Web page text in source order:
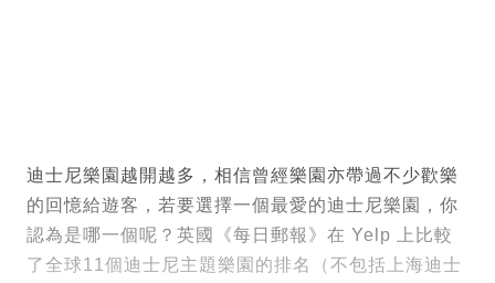
迪士尼樂園越開越多，相信曾經樂園亦帶過不少歡樂
的回憶給遊客，若要選擇一個最愛的迪士尼樂園，你
認為是哪一個呢？英國《每日郵報》在 Yelp 上比較
了全球11個迪士尼主題樂園的排名（不包括上海迪士